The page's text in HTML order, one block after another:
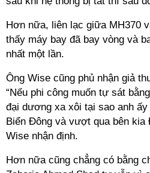
Hơn nữa, liên lạc giữa MH370
thấy máy bay đã bay vòng và
nhất một lần.
Ông Wise cũng phủ nhận giả
“Nếu phi công muốn tự sát
đại dương xa xôi tại sao anh
Biển Đông và vượt qua bên kia
Wise nhận định.
Hơn nữa cũng chẳng có bằng